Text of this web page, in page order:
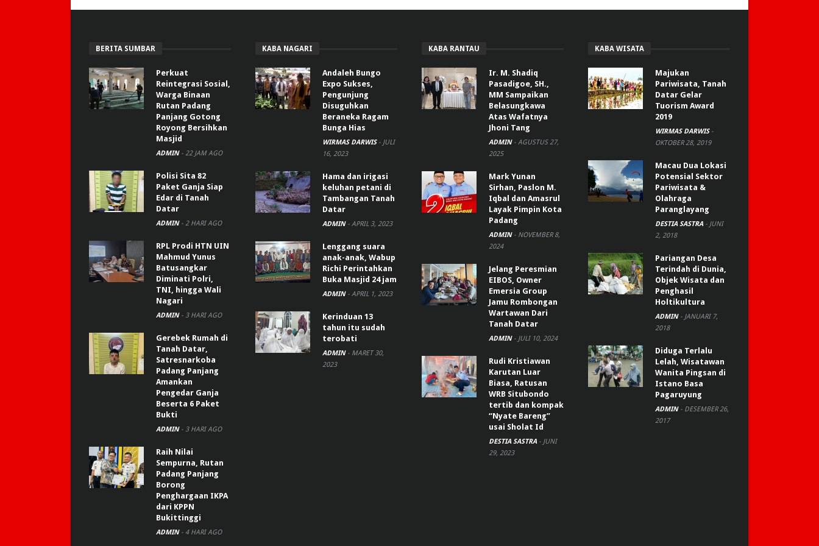
BERITA SUMBAR
Perkuat
Reintegrasi Sosial,
Warga Binaan
Rutan Padang
Panjang Gotong
Royong Bersihkan
Masjid
ADMIN - 22 JAM AGO
Polisi Sita 82
Paket Ganja Siap
Edar di Tanah
Datar
ADMIN - 2 HARI AGO
RPL Prodi HTN UIN
Mahmud Yunus
Batusangkar
Diminati Polri,
TNI, hingga Wali
Nagari
ADMIN - 3 HARI AGO
Gerebek Rumah di
Tanah Datar,
Satresnarkoba
Padang Panjang
Amankan
Pengedar Ganja
Beserta 6 Paket
Bukti
ADMIN - 3 HARI AGO
Raih Nilai
Sempurna, Rutan
Padang Panjang
Borong
Penghargaan IKPA
dari KPPN
Bukittinggi
ADMIN - 4 HARI AGO
KABA NAGARI
Andaleh Bungo
Expo Sukses,
Pengunjung
Disuguhkan
Beraneka Ragam
Bunga Hias
WIRMAS DARWIS - JULI
16, 2023
Hama dan irigasi
keluhan petani di
Tambangan Tanah
Datar
ADMIN - APRIL 3, 2023
Lenggang suara
anak-anak, Wabup
Richi Perintahkan
Buka Masjid 24 jam
ADMIN - APRIL 1, 2023
Kerinduan 13
tahun itu sudah
terobati
ADMIN - MARET 30,
2023
KABA RANTAU
Ir. M. Shadiq
Pasadigoe, SH.,
MM Sampaikan
Belasungkawa
Atas Wafatnya
Jhoni Tang
ADMIN - AGUSTUS 27,
2025
Mark Yunan
Sirhan, Paslon M.
Iqbal dan Amasrul
Layak Pimpin Kota
Padang
ADMIN - NOVEMBER 8,
2024
Jelang Peresmian
EIBOS, Owner
Emersia Group
Jamu Rombongan
Wartawan Dari
Tanah Datar
ADMIN - JULI 10, 2024
Rudi Kristiawan
Karutan Luar
Biasa, Ratusan
WRB Situbondo
tertib dan kompak
“Nyate Bareng”
usai Sholat Id
DESTIA SASTRA - JUNI
29, 2023
KABA WISATA
Majukan
Pariwisata, Tanah
Datar Gelar
Tuorism Award
2019
WIRMAS DARWIS -
OKTOBER 28, 2019
Macau Dua Lokasi
Potensial Sektor
Pariwisata &
Olahraga
Paranglayang
DESTIA SASTRA - JUNI
2, 2018
Pariangan Desa
Terindah di Dunia,
Objek Wisata dan
Penghasil
Holtikultura
ADMIN - JANUARI 7,
2018
Diduga Terlalu
Lelah, Wisatawan
Wanita Pingsan di
Istano Basa
Pagaruyung
ADMIN - DESEMBER 26,
2017